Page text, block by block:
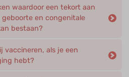
waardoor een tekort aan
en congenitale
bestaan?
vaccineren, als je een
hebt?